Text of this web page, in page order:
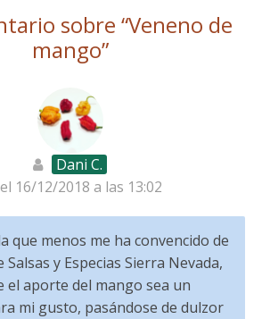
sobre “Veneno de
mango”
Dani C.
el 16/12/2018 a las 13:02
que menos me ha convencido de
Salsas y Especias Sierra Nevada,
el aporte del mango sea un
mi gusto, pasándose de dulzor